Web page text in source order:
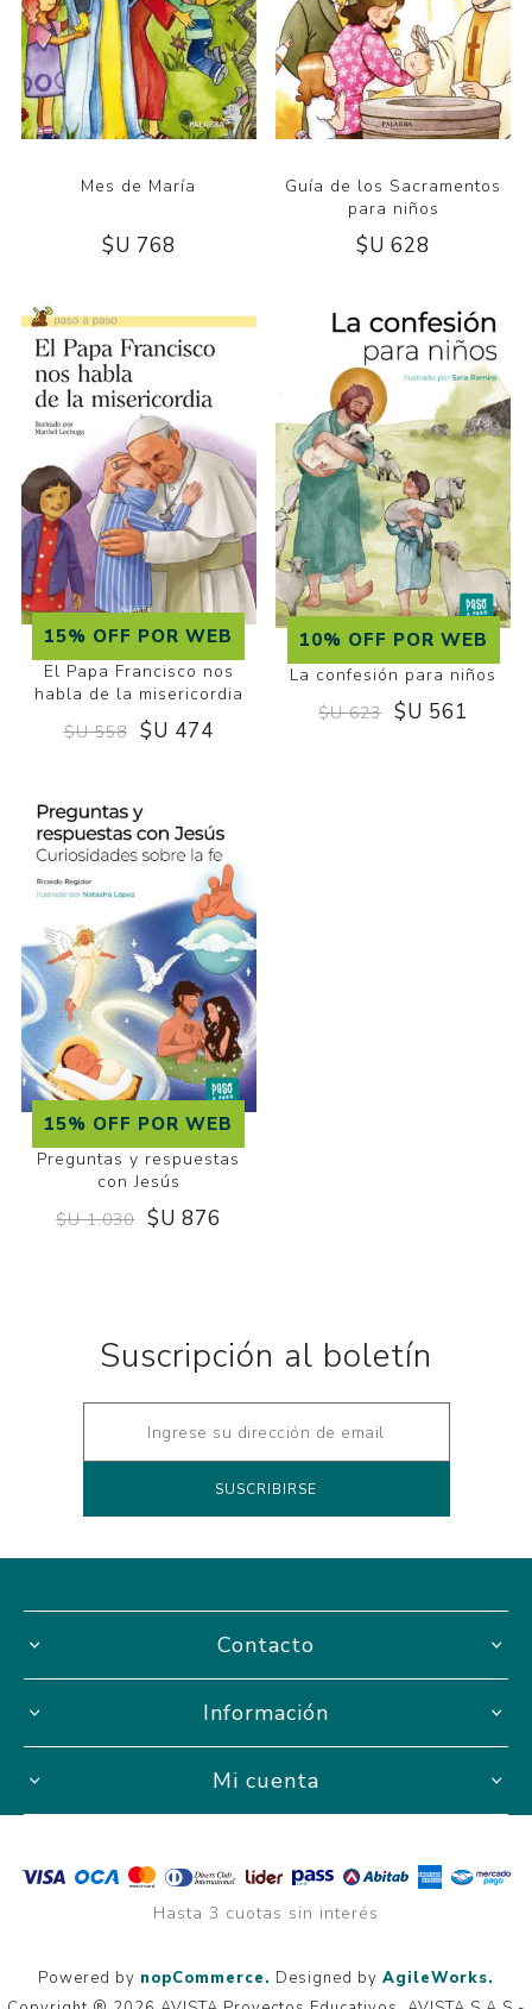
Mes de María
$U 768
Guía de los Sacramentos
para niños
$U 628
15% OFF POR WEB
El Papa Francisco nos
habla de la misericordia
$U 558 $U 474
10% OFF POR WEB
La confesión para niños
$U 623 $U 561
15% OFF POR WEB
Preguntas y respuestas
con Jesús
$U 1.030 $U 876
Suscripción al boletín
Contacto
Información
Mi cuenta
Hasta 3 cuotas sin interés
Powered by nopCommerce. Designed by AgileWorks.